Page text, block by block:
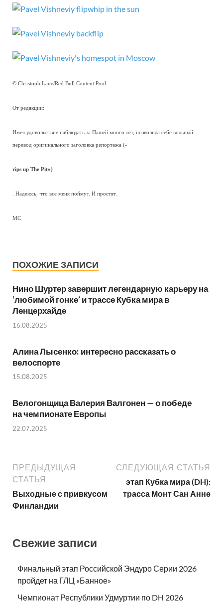
© Christoph Laue/Red Bull Content Pool
От редакции:
Имея удовольствие наблюдать за Пашей много лет, позволила себе вольный
перевод оригинального заголовка репортажа («
rips up The Pit»)
. Надеюсь, что все меня поймут. И простят.
МС
ПОХОЖИЕ ЗАПИСИ
Нино Шуртер завершит легендарную карьеру на
‘любимой гонке’ и трассе Кубка мира в
Ленцерхайде
16.08.2025
Алина Лысенко: интересно рассказать о
велоспорте
15.08.2025
Велогонщица Валерия Валгонен — о победе
на чемпионате Европы
22.07.2025
ПРЕДЫДУЩАЯ
СТАТЬЯ
Выходные с привкусом
Финландии
СЛЕДУЮЩАЯ СТАТЬЯ
этап Кубка мира (DH):
трасса Монт Сан Анне
Свежие записи
Финальный этап Российской Эндуро Серии 2026
пройдет на ГЛЦ «Банное»
Чемпионат Республики Удмуртии по DH 2026